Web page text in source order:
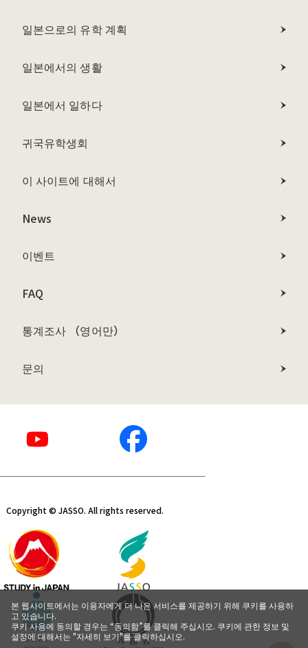
일본으로의 유학 계획
일본에서의 생활
일본에서 일하다
귀국유학생회
이 사이트에 대해서
News
이벤트
FAQ
통계조사 （영어만）
문의
Copyright © JASSO. All rights reserved.
본 웹사이트에서는 이용자에게 더 나은 서비스를 제공하기 위해 쿠키를 사용하
고 있습니다.
쿠키 사용에 동의할 경우는 “동의함”를 클릭해 주십시오. 쿠키에 관한 정보 및
설정에 대해서는 "자세히 보기"를 클릭하십시오.